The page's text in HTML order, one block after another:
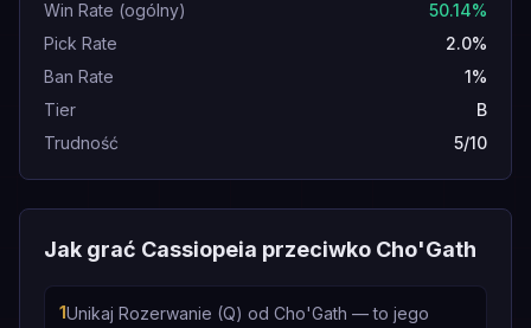
Win Rate (ogólny)
50.14%
Pick Rate
2.0%
Ban Rate
1%
Tier
B
Trudność
5/10
Jak grać Cassiopeia przeciwko Cho'Gath
1Unikaj Rozerwanie (Q) od Cho'Gath — to jego